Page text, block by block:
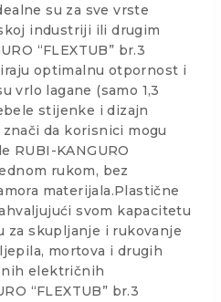
su za sve vrste
industriji ili drugim
“FLEXTUB” br.3
optimalnu otpornost i
vrlo lagane (samo 1,3
stijenke i dizajn
da korisnici mogu
RUBI-KANGURO
rukom, bez
materijala.Plastične
svom kapacitetu
za skupljanje i rukovanje
mortova i drugih
električnih
“FLEXTUB” br.3